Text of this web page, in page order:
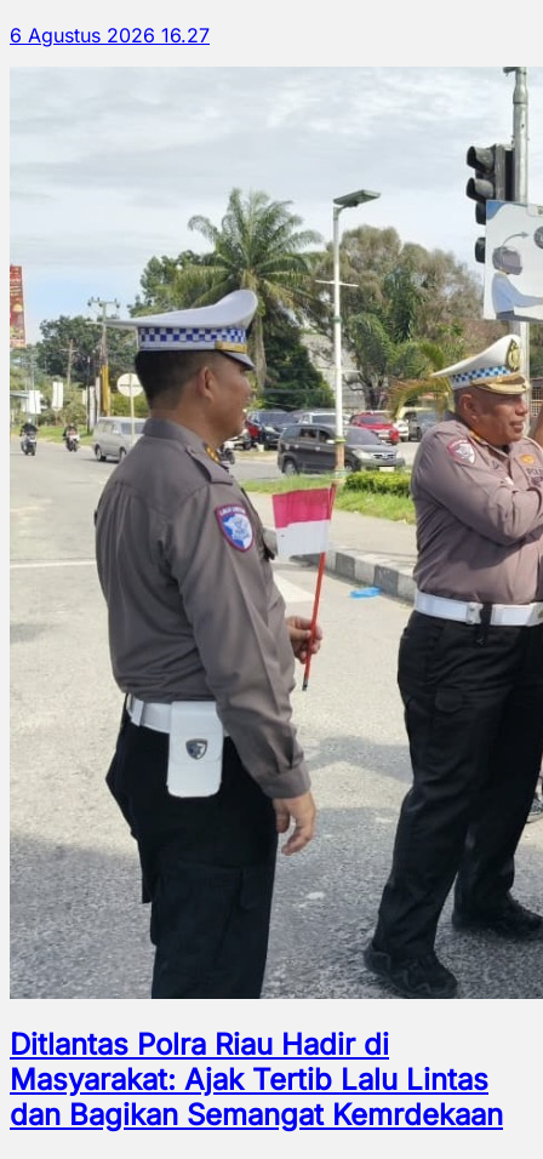
6 Agustus 2026 16.27
Ditlantas Polra Riau Hadir di
Masyarakat: Ajak Tertib Lalu Lintas
dan Bagikan Semangat Kemrdekaan